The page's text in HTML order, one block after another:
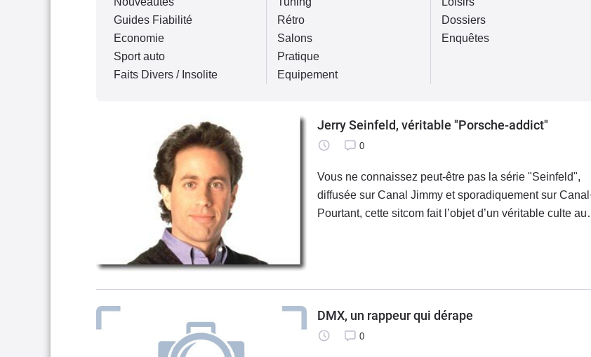
Guides Fiabilité
Economie
Sport auto
Faits Divers / Insolite
Rétro
Salons
Pratique
Equipement
Dossiers
Enquêtes
Jerry Seinfeld, véritable "Porsche-addict"
0
Vous ne connaissez peut-être pas la série "Seinfeld",
diffusée sur Canal Jimmy et sporadiquement sur
Pourtant, cette sitcom fait l’objet d’un véritable culte
DMX, un rappeur qui dérape
0